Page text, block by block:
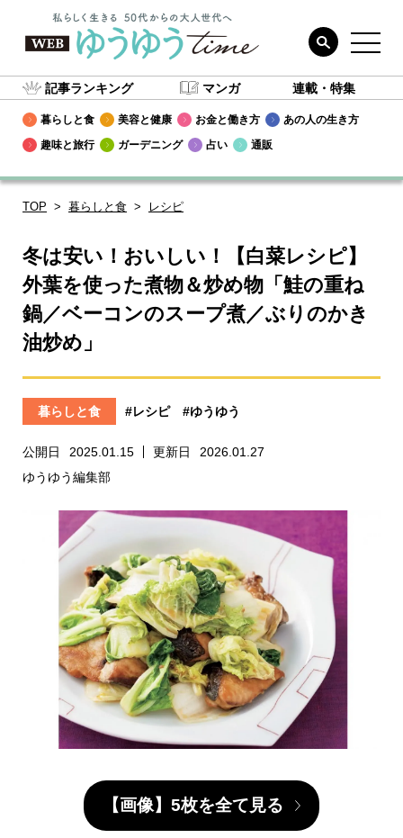
記事ランキング マンガ 連載・特集
暮らしと食 美容と健康 お金と働き方
あの人の生き方
趣味と旅行
ガーデニング 占い 通販
TOP 暮らしと食 レシピ
冬は安い！おいしい！【白菜レシピ】
外葉を使った煮物＆炒め物「鮭の重ね
鍋／ベーコンのスープ煮／ぶりのかき
油炒め」
暮らしと食 #レシピ #ゆうゆう
公開日 2025.01.15 更新日
2026.01.27
ゆうゆう編集部
【画像】5枚を全て見る